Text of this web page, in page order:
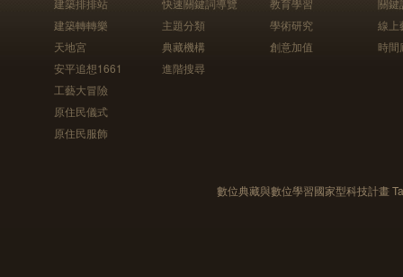
建築轉轉樂
天地宮
安平追想1661
工藝大冒險
原住民儀式
原住民服飾
主題分類
典藏機構
進階搜尋
學術研究
創意加值
線上
時間
數位典藏與數位學習國家型科技計畫